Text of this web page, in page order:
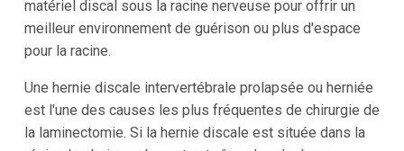
matériel discal sous la racine nerveuse pour offrir un
meilleur environnement de guérison ou plus d'espace
pour la racine.
Une hernie discale intervertébrale prolapsée ou herniée
est l'une des causes les plus fréquentes de chirurgie de
la laminectomie. Si la hernie discale est située dans la